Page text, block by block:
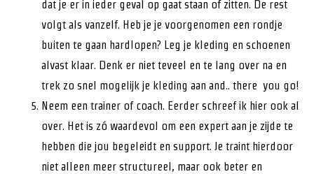
dat je er in ieder geval op gaat staan of zitten. De rest
volgt als vanzelf. Heb je je voorgenomen een rondje
buiten te gaan hardlopen? Leg je kleding en schoenen
alvast klaar. Denk er niet teveel en te lang over na en
trek zo snel mogelijk je kleding aan and.. there you go!
Neem een trainer of coach. Eerder schreef ik hier ook al
over. Het is zó waardevol om een expert aan je zijde te
hebben die jou begeleidt en support. Je traint hierdoor
niet alleen meer structureel, maar ook beter en